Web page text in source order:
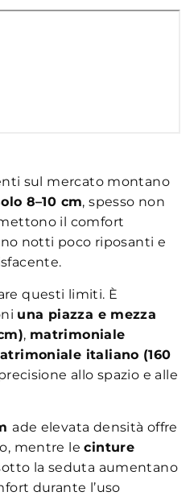
sul mercato montano
8–10 cm, spesso non
il comfort
notti poco riposanti e
questi limiti. È
una piazza e mezza
, matrimoniale
italiano (160
allo spazio e alle
ade elevata densità offre
mentre lecinture
la seduta aumentano
durante l’uso